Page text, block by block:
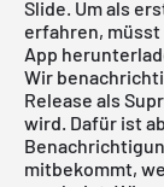
Slide. Um als
erfahren,
App
Wir
Release als
wird. Dafür ist
mitbekommt,